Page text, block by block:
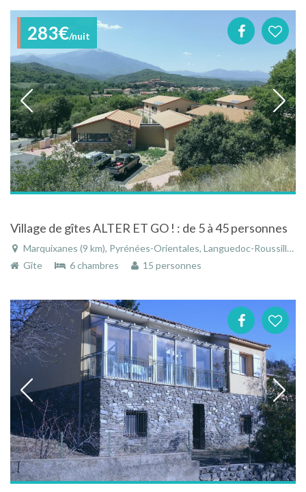
283€/nuit
Village de gîtes ALTER ET GO ! : de 5 à 45 personnes
Marquixanes (9 km), Pyrénées-Orientales, Languedoc-Roussillon, Occitanie, France
Gîte
6 chambres 15 personnes